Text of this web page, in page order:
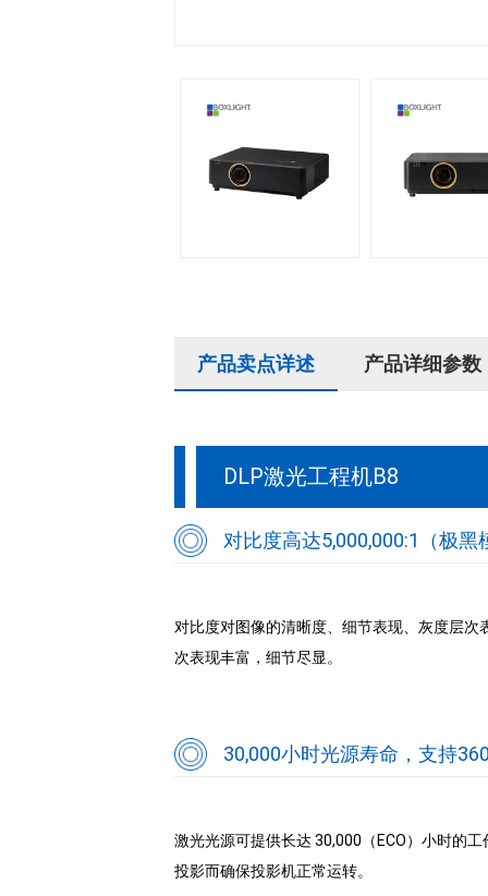
产品卖点详述 产品详细参数
DLP激光工程机B8
对比度高达5,000,000:1（极黑
对比度对图像的清晰度、细节表现、灰度层
次表现丰富，细节尽显。
30,000小时光源寿命，支持
激光光源可提供长达 30,000（ECO）小时的
投影而确保投影机正常运转。